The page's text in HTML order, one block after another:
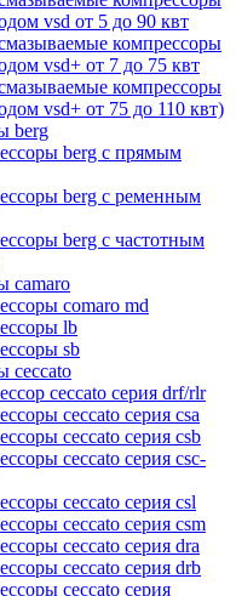
vsd от 5 до 90 квт
компрессоры
vsd+ от 7 до 75 квт
компрессоры
vsd+ от 75 до 110 квт)
berg
berg с прямым
berg с ременным
berg с частотным
camaro
comaro md
lb
sb
ceccato
ceccato серия drf/rlr
ceccato серия csa
ceccato серия csb
ceccato серия csc-
ceccato серия csl
ceccato серия csm
ceccato серия dra
ceccato серия drb
ceccato серия